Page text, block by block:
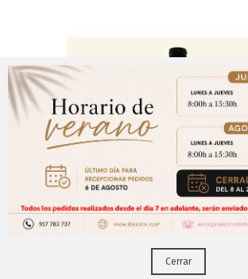
Acetona Pura (1000ml.)
Aviso Importante
¡Regístrate para acceder a los precios y
tus pedidos online.!
Puedes hacerlo desdeAqui!
Cerrar